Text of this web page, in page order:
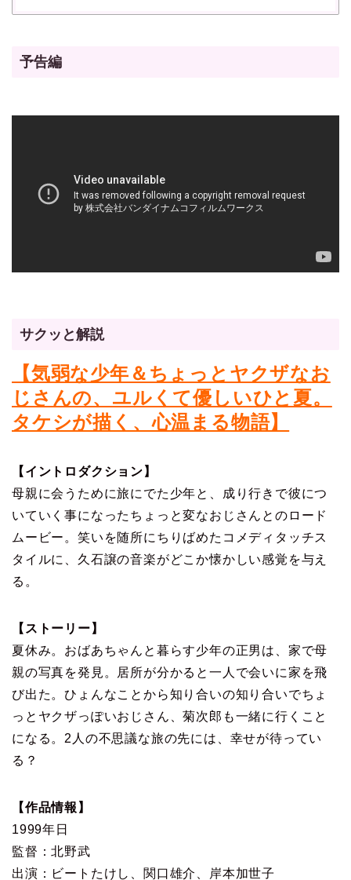
予告編
サクッと解説
【気弱な少年＆ちょっとヤクザなお
じさんの、ユルくて優しいひと夏。
タケシが描く、心温まる物語】
【イントロダクション】
母親に会うために旅にでた少年と、成り行きで彼につ
いていく事になったちょっと変なおじさんとのロード
ムービー。笑いを随所にちりばめたコメディタッチス
タイルに、久石譲の音楽がどこか懐かしい感覚を与え
る。
【ストーリー】
夏休み。おばあちゃんと暮らす少年の正男は、家で母
親の写真を発見。居所が分かると一人で会いに家を飛
び出た。ひょんなことから知り合いの知り合いでちょ
っとヤクザっぽいおじさん、菊次郎も一緒に行くこと
になる。2人の不思議な旅の先には、幸せが待ってい
る？
【作品情報】
1999年日
監督：北野武
出演：ビートたけし、関口雄介、岸本加世子